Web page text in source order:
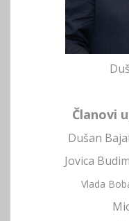
Članovi
Dušan
Jovica
Vlada